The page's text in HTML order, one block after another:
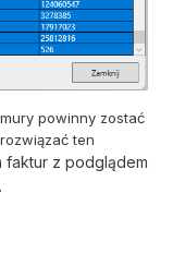
powinny zostać
ten
faktur z podglądem